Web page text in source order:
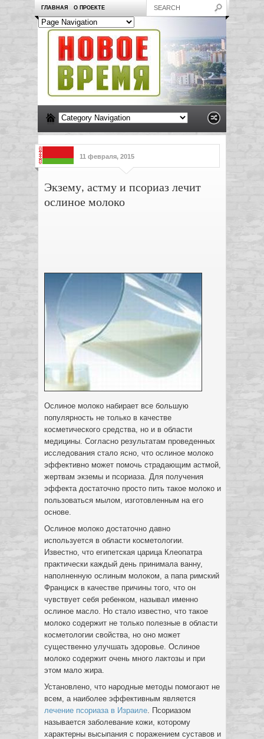
ГЛАВНАЯ О ПРОЕКТЕ
11 февраля, 2015
Экзему, астму и псориаз лечит
ослиное молоко
Ослиное молоко набирает все большую
популярность не только в качестве
косметического средства, но и в области
медицины. Согласно результатам проведенных
исследования стало ясно, что ослиное молоко
эффективно может помочь страдающим астмой,
жертвам экземы и псориаза. Для получения
эффекта достаточно просто пить такое молоко и
пользоваться мылом, изготовленным на его
основе.
Ослиное молоко достаточно давно
используется в области косметологии.
Известно, что египетская царица Клеопатра
практически каждый день принимала ванну,
наполненную ослиным молоком, а папа римский
Франциск в качестве причины того, что он
чувствует себя ребенком, называл именно
ослиное масло. Но стало известно, что такое
молоко содержит не только полезные в области
косметологии свойства, но оно может
существенно улучшать здоровье. Ослиное
молоко содержит очень много лактозы и при
этом мало жира.
Установлено, что народные методы помогают не
всем, а наиболее эффективным является
лечение псориаза в Израиле. Псориазом
называется заболевание кожи, которому
характерны высыпания с поражением суставов и